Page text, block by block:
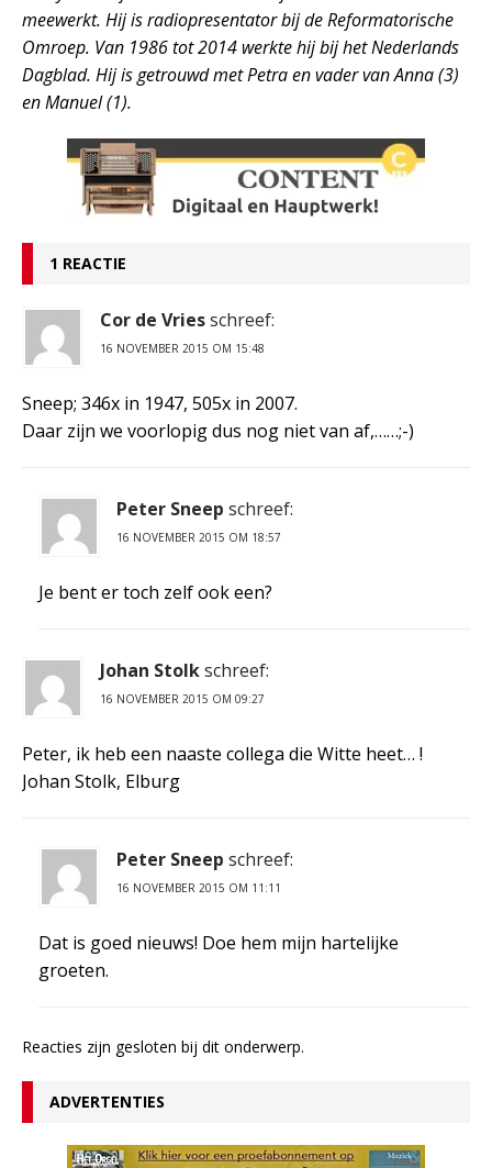
meewerkt. Hij is radiopresentator bij de Reformatorische
Omroep. Van 1986 tot 2014 werkte hij bij het Nederlands
Dagblad. Hij is getrouwd met Petra en vader van Anna (3)
en Manuel (1).
1 REACTIE
Cor de Vriesschreef:
16 NOVEMBER 2015 OM 15:48
Sneep; 346x in 1947, 505x in 2007.
Daar zijn we voorlopig dus nog niet van af,……;-)
Peter Sneep schreef:
16 NOVEMBER 2015 OM 18:57
Je bent er toch zelf ook een?
Johan Stolkschreef:
16 NOVEMBER 2015 OM 09:27
Peter, ik heb een naaste collega die Witte heet… !
Johan Stolk, Elburg
Peter Sneep schreef:
16 NOVEMBER 2015 OM 11:11
Dat is goed nieuws! Doe hem mijn hartelijke
groeten.
Reacties zijn gesloten bij dit onderwerp.
ADVERTENTIES